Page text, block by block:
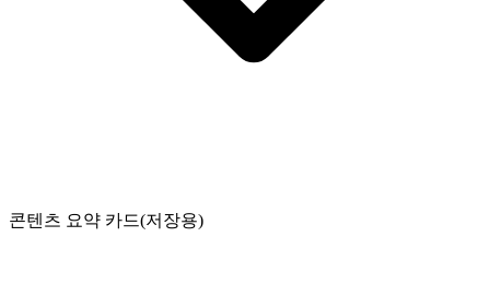
콘텐츠 요약 카드(저장용)